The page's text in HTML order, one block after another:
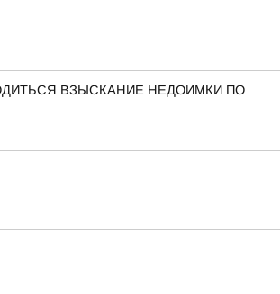
ВЗЫСКАНИЕ НЕДОИМКИ ПО